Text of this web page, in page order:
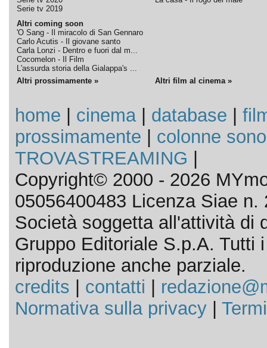
Serie tv 2019
Altri coming soon
'O Sang - Il miracolo di San Gennaro
Carlo Acutis - Il giovane santo
Carla Lonzi - Dentro e fuori dal m...
Cocomelon - Il Film
L'assurda storia della Gialappa's ...
Altri prossimamente » Altri film al cinema »
home cinema| database
prossimamente
colonne
TROVASTREAMING
Copyright© 2000 - 2026
05056400483 Licenza Siae n.
Società soggetta all'attività di
Gruppo Editoriale S.p.A. Tutti
riproduzione anche parziale.
credits
contatti
Normativa sulla privacy|